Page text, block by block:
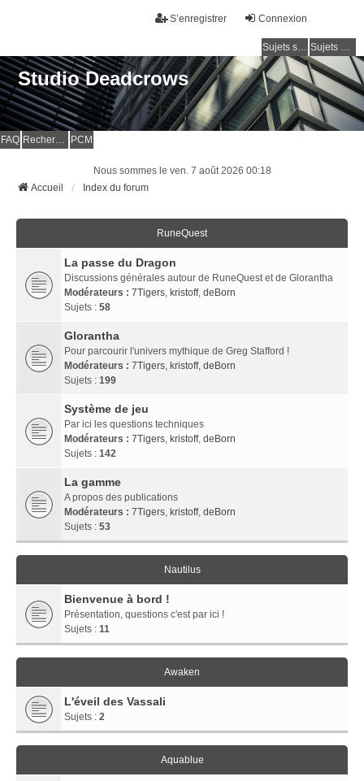
Connexion
S’enregistrer
Sujets sans réponse Sujets actifs
Studio Deadcrows
FAQ Rechercher PCM
Nous sommes le ven. 7 août 2026 00:18
Accueil
Index du forum
RuneQuest
La passe du Dragon
Discussions générales autour de RuneQuest et de Glorantha
Modérateurs : 7Tigers, kristoff, deBorn
Sujets : 58
Glorantha
Pour parcourir l'univers mythique de Greg Stafford !
Modérateurs : 7Tigers, kristoff, deBorn
Sujets : 199
Système de jeu
Par ici les questions techniques
Modérateurs : 7Tigers, kristoff, deBorn
Sujets : 142
La gamme
A propos des publications
Modérateurs : 7Tigers, kristoff, deBorn
Sujets : 53
Nautilus
Bienvenue à bord !
Présentation, questions c'est par ici !
Sujets : 11
Awaken
L'éveil des Vassali
Sujets : 2
Aquablue